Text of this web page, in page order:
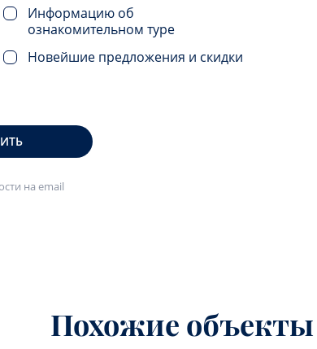
Информацию об
ознакомительном туре
Новейшие предложения и скидки
на email
Похожие объекты